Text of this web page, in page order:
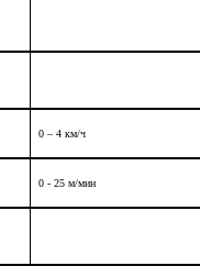
0 – 4 км/ч
0 - 25 м/мин